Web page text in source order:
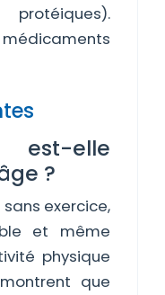
est-elle
?
exercice,
et même
physique
que